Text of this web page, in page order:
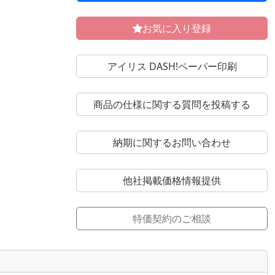
お気に入り登録
アイリス DASH!ペーパー印刷
商品の仕様に関する質問を投稿する
納期に関するお問い合わせ
他社掲載価格情報提供
特価契約のご相談